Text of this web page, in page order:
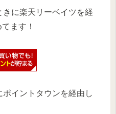
に楽天リーベイツを経
ます！
イントタウンを経由し